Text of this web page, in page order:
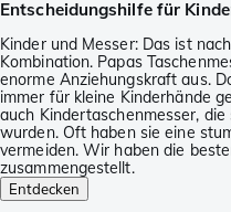
Entscheidungshilfe für
Kinder und Messer: Das ist
Kombination. Papas
enorme Anziehungskraft aus.
immer für kleine Kinderhände
auch Kindertaschenmesser,
wurden. Oft haben sie eine
vermeiden. Wir haben die
zusammengestellt.
Entdecken